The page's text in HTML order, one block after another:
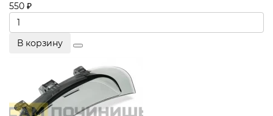
550 ₽
В корзину